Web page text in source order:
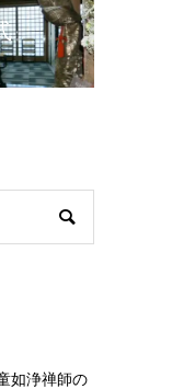
如浄禅師の